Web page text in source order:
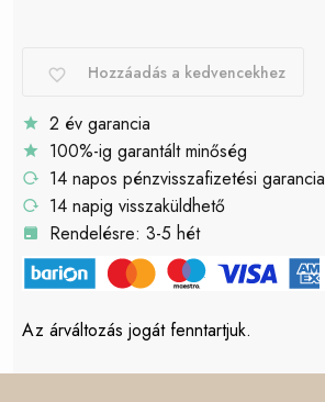
Hozzáadás a kedvencekhez
2 év garancia
100%-ig garantált minőség
14 napos pénzvisszafizetési garancia
14 napig visszaküldhető
Rendelésre: 3-5 hét
Az árváltozás jogát fenntartjuk.